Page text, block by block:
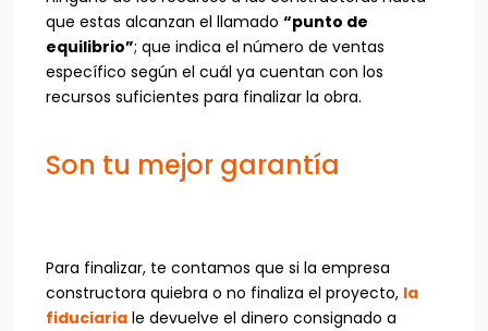
que estas alcanzan el llamado “punto de
equilibrio”; que indica el número de ventas
específico según el cuál ya cuentan con los
recursos suficientes para finalizar la obra.
Son tu mejor garantía
Para finalizar, te contamos que si la empresa
constructora quiebra o no finaliza el proyecto, la
fiduciaria le devuelve el dinero consignado a